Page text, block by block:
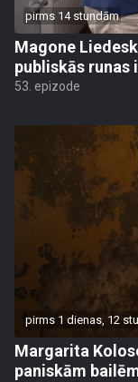
pirms 14 stundām
Magone
publiskās runas
53. epizode
pirms 1 dienas, 12
Margarita
paniskām